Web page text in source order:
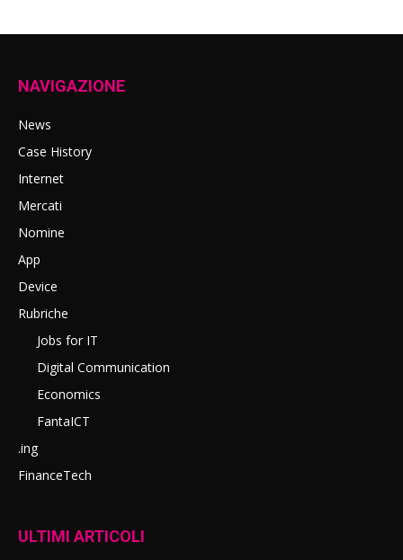
NAVIGAZIONE
News
Case History
Internet
Mercati
Nomine
App
Device
Rubriche
Jobs for IT
Digital Communication
Economics
FantaICT
.ing
FinanceTech
ULTIMI ARTICOLI